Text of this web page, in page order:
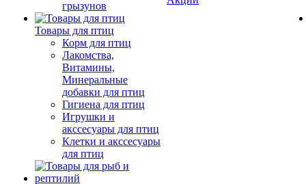
грызунов
Товары для птиц
Корм для птиц
Лакомства,
Витамины,
Минеральные
добавки для птиц
Гигиена для птиц
Игрушки и
акссесуары для птиц
Клетки и акссесуары
для птиц